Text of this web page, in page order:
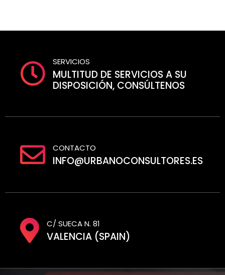
SERVICIOS
MULTITUD DE SERVICIOS A SU
DISPOSICIÓN, CONSÚLTENOS
CONTACTO
INFO@URBANOCONSULTORES.ES
C/ SUECA N. 81
VALENCIA (SPAIN)